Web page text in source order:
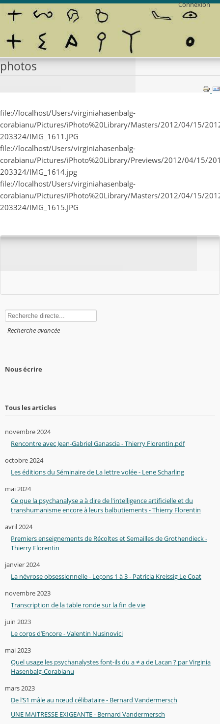
Connexion
Rechercher
Recherche avancée
Nous écrire
Tous les articles
novembre 2024
Rencontre avec Jean-Gabriel Ganascia - Thierry Florentin.pdf
octobre 2024
Les éditions du Séminaire de La lettre volée - Lene Scharling
mai 2024
Ce que la psychanalyse a à dire de l'intelligence artificielle et du
transhumanisme encore à leurs balbutiements - Thierry Florentin
avril 2024
Premiers enseignements de Récoltes et Semailles de Grothendieck -
Thierry Florentin
janvier 2024
La névrose obsessionnelle - Leçons 1 à 3 - Patricia Kreissig Le Coat
novembre 2023
Transcription de la table ronde sur la fin de vie
juin 2023
Le corps d’Encore - Valentin Nusinovici
mai 2023
Quel usage les psychanalystes font-ils du a ≠ a de Lacan ? par Virginia
Hasenbalg-Corabianu
mars 2023
De l’S1 mâle au nœud célibataire - Bernard Vandermersch
UNE MAITRESSE EXIGEANTE - Bernard Vandermersch
photos
file://localhost/Users/virginiahasenbalg-
corabianu/Pictures/iPhoto%20Library/Masters/2012/04/15/
203324/IMG_1611.JPG
file://localhost/Users/virginiahasenbalg-
corabianu/Pictures/iPhoto%20Library/Previews/2012/04/15/
203324/IMG_1614.jpg
file://localhost/Users/virginiahasenbalg-
corabianu/Pictures/iPhoto%20Library/Masters/2012/04/15/
203324/IMG_1615.JPG